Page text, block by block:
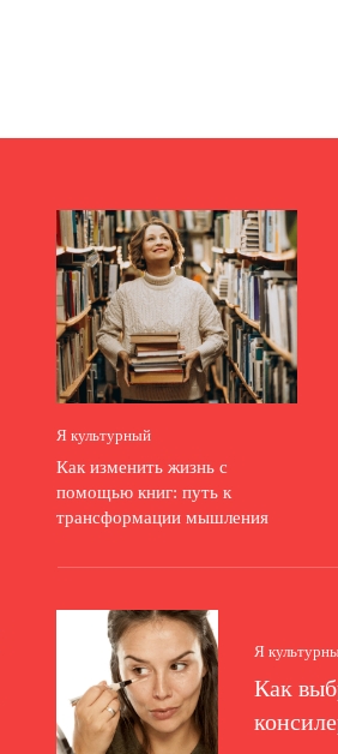
Я культурный
Как изменить жизнь с
помощью книг: путь к
трансформации мышления
Я
Как